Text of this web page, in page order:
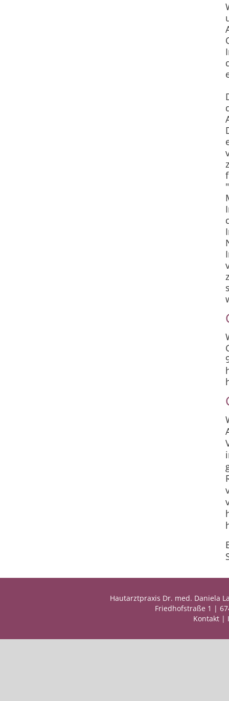
Hautarztpraxis Dr. med. Daniela
Friedhofstraße 1 |
Kontakt |